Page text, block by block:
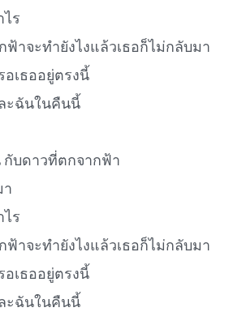
ร
าจะทำยังไงแล้วเธอก็ไม่กลับมา
เธออยู่ตรงนี้
ะฉันในคืนนี้
บดาวที่ตกจากฟ้า
ร
าจะทำยังไงแล้วเธอก็ไม่กลับมา
เธออยู่ตรงนี้
ะฉันในคืนนี้